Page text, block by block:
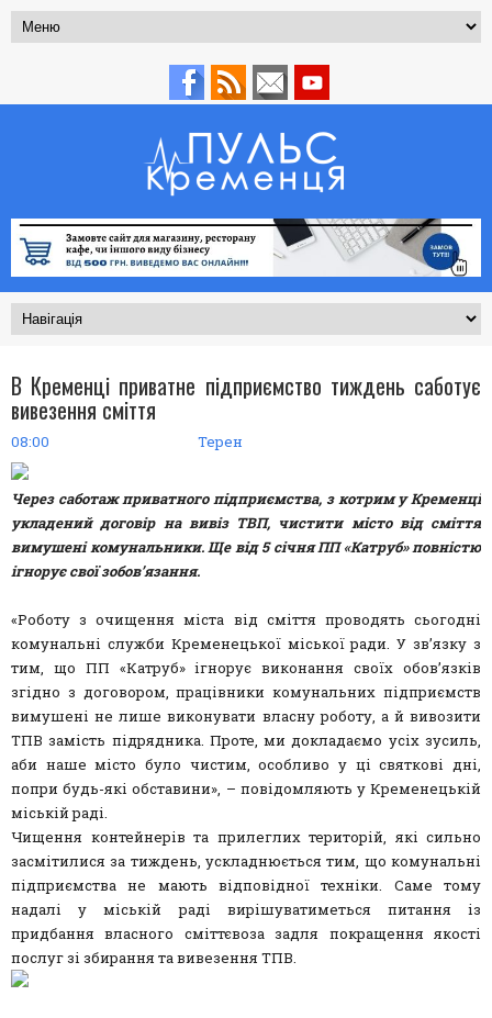
В Кременці приватне підприємство тиждень саботує
вивезення сміття
08:00 Терен
Через саботаж приватного підприємства, з котрим у Кременці
укладений договір на вивіз ТВП, чистити місто від сміття
вимушені комунальники. Ще від 5 січня ПП «Катруб» повністю
ігнорує свої зобов’язання.
«Роботу з очищення міста від сміття проводять сьогодні
комунальні служби Кременецької міської ради. У зв’язку з
тим, що ПП «Катруб» ігнорує виконання своїх обов’язків
згідно з договором, працівники комунальних підприємств
вимушені не лише виконувати власну роботу, а й вивозити
ТПВ замість підрядника. Проте, ми докладаємо усіх зусиль,
аби наше місто було чистим, особливо у ці святкові дні,
попри будь-які обставини», – повідомляють у Кременецькій
міській раді.
Чищення контейнерів та прилеглих територій, які сильно
засмітилися за тиждень, ускладнюється тим, що комунальні
підприємства не мають відповідної техніки. Саме тому
надалі у міській раді вирішуватиметься питання із
придбання власного сміттєвоза задля покращення якості
послуг зі збирання та вивезення ТПВ.